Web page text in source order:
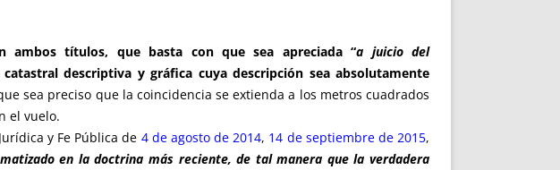
títulos, que basta con que sea apreciada “a juicio del
descriptiva y gráfica cuya descripción sea absolutamente
sea preciso que la coincidencia se extienda a los metros cuadrados
el vuelo.
y Fe Pública de 4 de agosto de 2014, 14 de septiembre de 2015,
en la doctrina más reciente, de tal manera que la verdadera